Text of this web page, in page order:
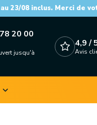
23/08 inclus. Merci de
20 00
jusqu'à
4,9 /
Avis